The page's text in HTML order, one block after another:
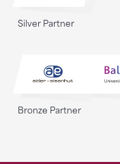
Silver Partner
Bronze Partner